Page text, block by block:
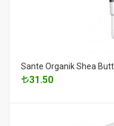
Sante Organik Shea
31.50